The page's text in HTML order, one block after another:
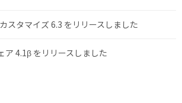
スタマイズ 6.3 をリリースしました
ア 4.1β をリリースしました